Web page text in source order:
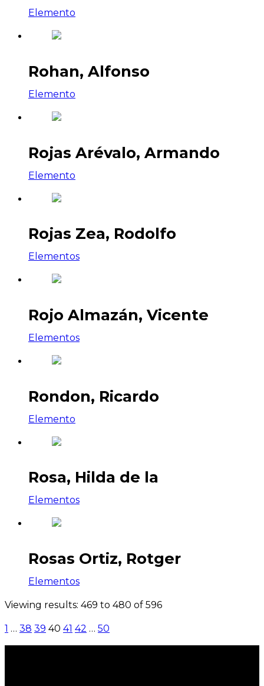
Elemento
Rohan, Alfonso
Elemento
Rojas Arévalo, Armando
Elemento
Rojas Zea, Rodolfo
Elementos
Rojo Almazán, Vicente
Elementos
Rondon, Ricardo
Elemento
Rosa, Hilda de la
Elementos
Rosas Ortiz, Rotger
Elementos
Viewing results: 469 to 480 of 596
1 … 38 39 40 41 42 … 50